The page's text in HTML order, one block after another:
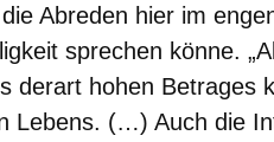
Abreden hier im
sprechen könne.
derart hohen Betrages
Lebens. (…) Auch die